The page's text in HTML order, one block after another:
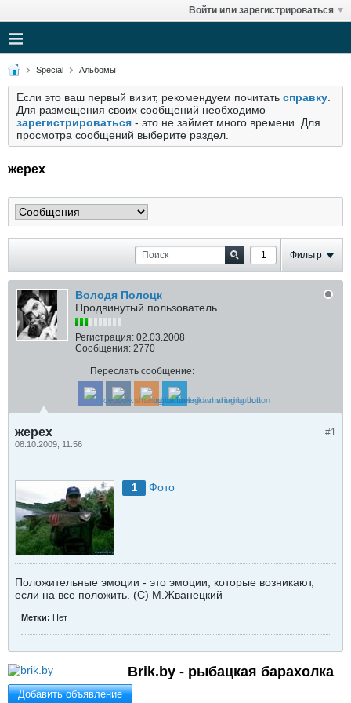
Войти или зарегистрироваться
Special Альбомы
Если это ваш первый визит, рекомендуем почитать справку
Для размещения своих сообщений необходимо
зарегистрироваться - это не займет много времени. Для
просмотра сообщений выберите раздел.
жерех
Фильтр
Володя Полоцк
Продвинутый пользователь
Регистрация: 02.03.2008
Сообщения: 2770
Переслать сообщение:
#1
жерех
08.10.2009, 11:56
1 Фото
Положительные эмоции - это эмоции, которые возникают,
если на все положить. (С) М.Жванецкий
Метки: Нет
Brik.by - рыбацкая барахолка
Добавить объявление